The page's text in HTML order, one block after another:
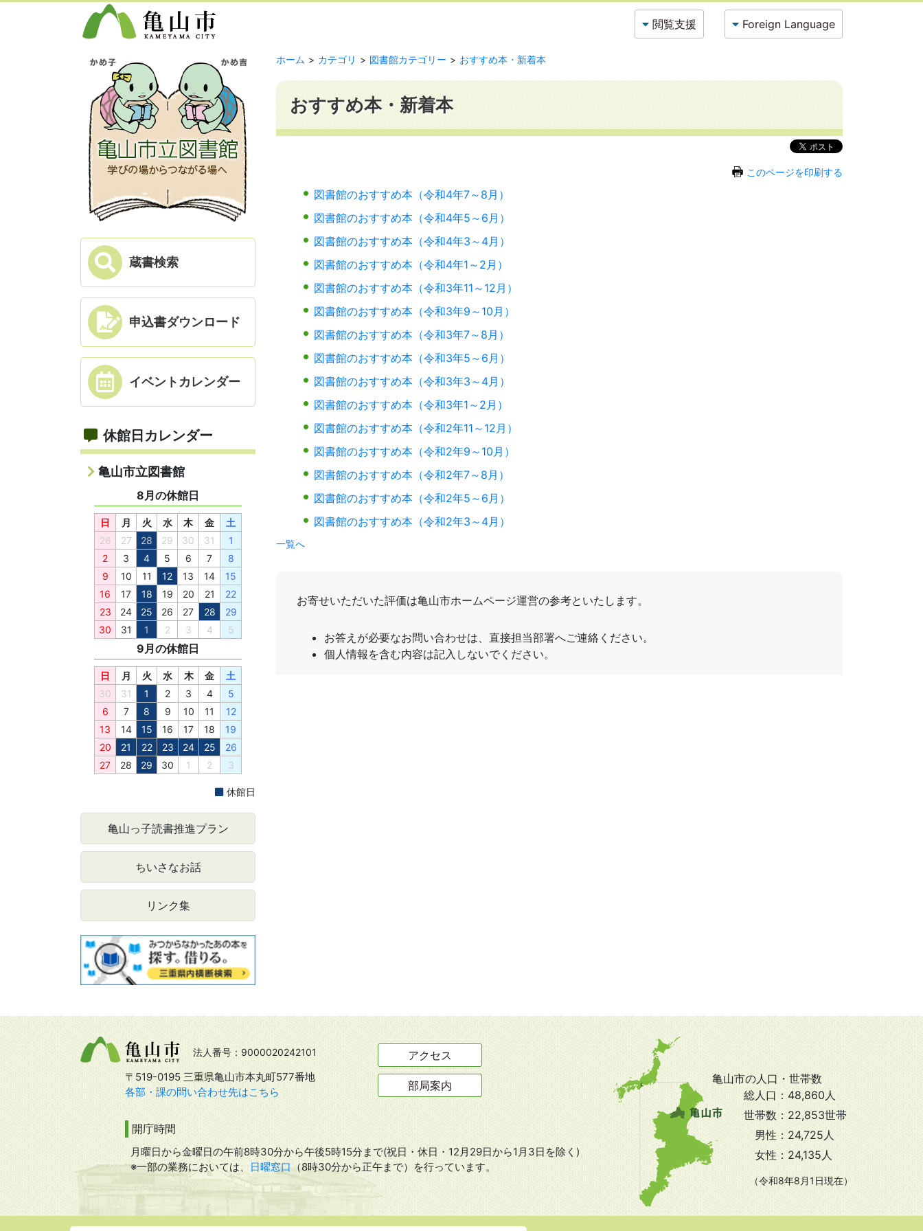
閲覧支援 Foreign Language
蔵書検索
申込書ダウンロード
イベント カレンダー
休館日カレンダー
亀山市立図書館
8月
日 月 火 水 木 金
土
26
27 28 29 30 31
1
2
3 4 5 6 7
8
9
10 11 12 13 14
15
16
17 18 19 20 21
22
23
24 25 26 27 28
29
30
31 1 2 3 4 5
9月
日 月 火 水 木 金
土
30
31 1 2 3 4
5
6
7 8 9 10 11
12
13
14 15 16 17 18
19
20
21 22 23 24 25
26
27
28 29 30 1 2 3
休館日
亀山っ子読書推進プラン
ちいさなお話
リンク集
ホーム カテゴリ 図書館カテゴリー おすすめ本・新着本
おすすめ本・新着本
このページを印刷する
図書館のおすすめ本（令和4年7～8月）
図書館のおすすめ本（令和4年5～6月）
図書館のおすすめ本（令和4年3～4月）
図書館のおすすめ本（令和4年1～2月）
図書館のおすすめ本（令和3年11～12月）
図書館のおすすめ本（令和3年9～10月）
図書館のおすすめ本（令和3年7～8月）
図書館のおすすめ本（令和3年5～6月）
図書館のおすすめ本（令和3年3～4月）
図書館のおすすめ本（令和3年1～2月）
図書館のおすすめ本（令和2年11～12月）
図書館のおすすめ本（令和2年9～10月）
図書館のおすすめ本（令和2年7～8月）
図書館のおすすめ本（令和2年5～6月）
図書館のおすすめ本（令和2年3～4月）
一覧へ
法人番号：9000020242101
〒519-0195 三重県亀山市本丸町577番地
各部・課の問い合わせ先はこちら
アクセス
部局案内
開庁時間
月曜日から金曜日の午前8時30分から午後5時15分まで(祝日・休日・12月29日から1月3日を除く)
※一部の業務においては、
日曜窓口（8時30分から正午まで）を行っています。
亀山市の人口・世帯数
総人口： 48,860人
世帯数： 22,853世帯
男性： 24,725人
女性： 24,135人
（令和8年8月1日現在）